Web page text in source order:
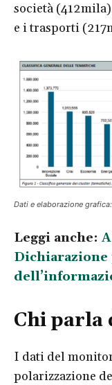
società
e i trasporti
Dati e elaborazione
Leggi anche:
Chi parla
I dati del
polarizzazione